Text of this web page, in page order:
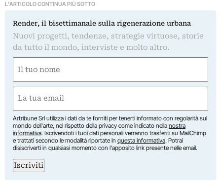
L'ARTICOLO CONTINUA PIÙ SOTTO
Render, il bisettimanale sulla rigenerazione urbana
Nuovi progetti, tendenze, strategie virtuose, storie
da tutto il mondo, interviste e molto altro.
(Required)
(Required)
Artribune Srl utilizza i dati da te forniti per tenerti informato con regolarità sul
mondo dell'arte, nel rispetto della privacy come indicato nella nostra
informativa. Iscrivendoti i tuoi dati personali verranno trasferiti su MailChimp
e trattati secondo le modalità riportate in questa informativa. Potrai
disiscriverti in qualsiasi momento con l'apposito link presente nelle email.
Iscriviti